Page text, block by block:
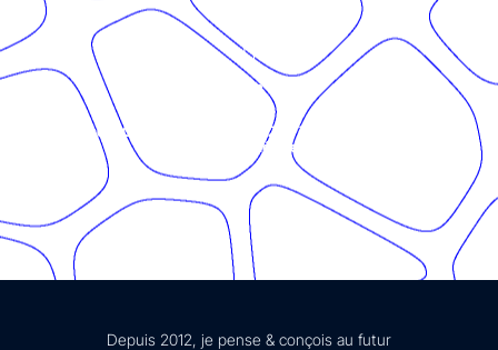
© Présent Composé design - 2024 - Tous droits réservés -
mentions légales
Depuis 2012, je pense & conçois au futur